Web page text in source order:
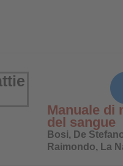
Manuale di
del sangue
Bosi, De
Raimondo, La